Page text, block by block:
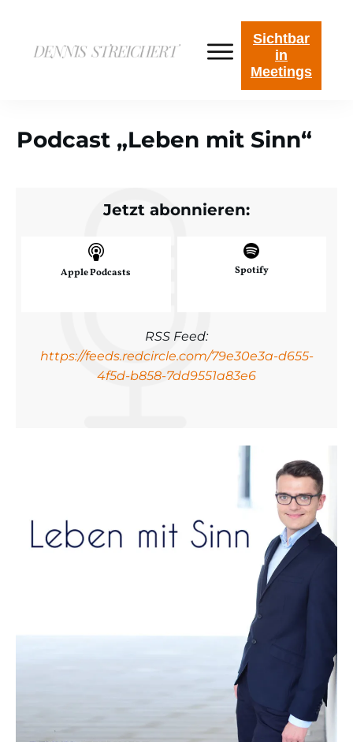
Sichtbar
in
Meetings
Podcast „Leben mit Sinn“
Jetzt abonnieren:
Apple Podcasts Spotify
RSS Feed:
https://feeds.redcircle.com/79e30e3a-d655-
4f5d-b858-7dd9551a83e6